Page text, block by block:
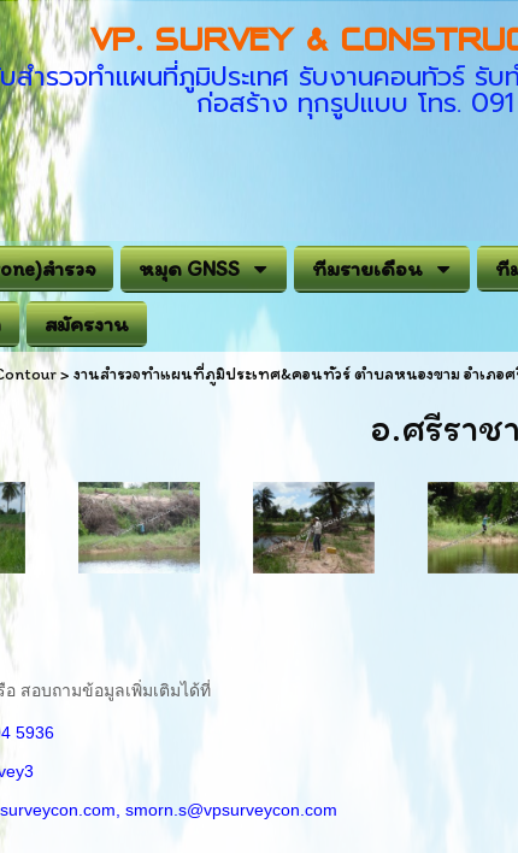
VP. SURVEY &
สำรวจทำแผนที่ภูมิประเทศ รับงานคอนทัวร์ รั
ก่อสร้าง ทุกรูปแบบ โทร.
สำรวจ หมุด GNSS ทีมรายเดือน ที
สมัครงาน
> งานสำรวจทำแผนที่ภูมิประเทศ&คอนทัวร์ ตำบลหนองขาม อำเภอ
อ.ศรีราช
สอบถามข้อมูลเพิ่มเติมได้ที่
5936
smorn.s@vpsurveycon.com